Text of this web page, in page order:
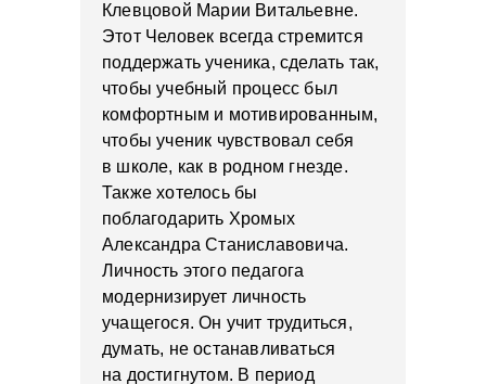
Клевцовой Марии Витальевне.
Этот Человек всегда стремится
поддержать ученика, сделать так,
чтобы учебный процесс был
комфортным и мотивированным,
чтобы ученик чувствовал себя
в школе, как в родном гнезде.
Также хотелось бы
поблагодарить Хромых
Александра Станиславовича.
Личность этого педагога
модернизирует личность
учащегося. Он учит трудиться,
думать, не останавливаться
на достигнутом. В период